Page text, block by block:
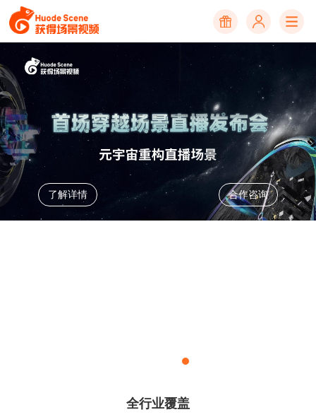
了解详情 合作咨询
全行业覆盖